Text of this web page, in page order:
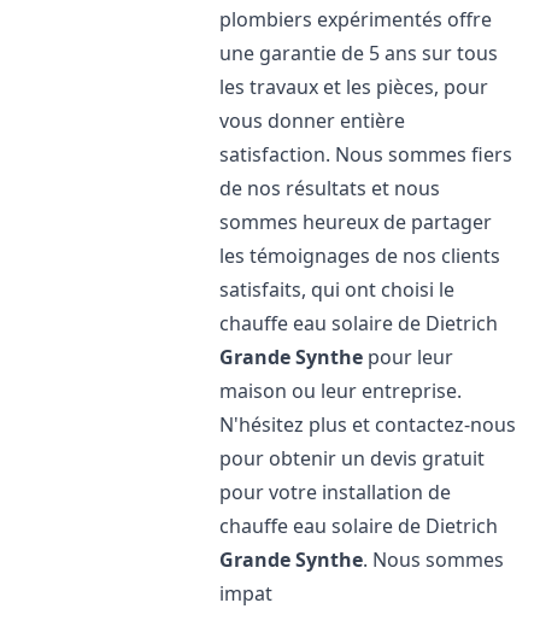
plombiers expérimentés offre
une garantie de 5 ans sur tous
les travaux et les pièces, pour
vous donner entière
satisfaction. Nous sommes fiers
de nos résultats et nous
sommes heureux de partager
les témoignages de nos clients
satisfaits, qui ont choisi le
chauffe eau solaire de Dietrich
Grande Synthe pour leur
maison ou leur entreprise.
N'hésitez plus et contactez-nous
pour obtenir un devis gratuit
pour votre installation de
chauffe eau solaire de Dietrich
Grande Synthe. Nous sommes
impat